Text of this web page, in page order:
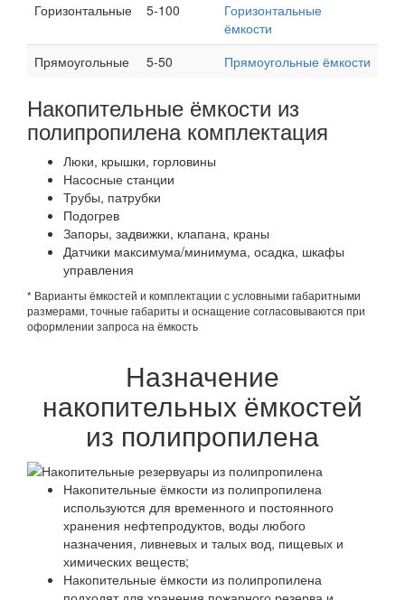
Горизонтальные
5-100
Горизонтальные
ёмкости
Прямоугольные
5-50 Прямоугольные ёмкости
Накопительные ёмкости из
полипропилена комплектация
Люки, крышки, горловины
Насосные станции
Трубы, патрубки
Подогрев
Запоры, задвижки, клапана, краны
Датчики максимума/минимума, осадка, шкафы
управления
* Варианты ёмкостей и комплектации с условными габаритными
размерами, точные габариты и оснащение согласовываются при
оформлении запроса на ёмкость
Назначение
накопительных ёмкостей
из полипропилена
Накопительные ёмкости из полипропилена
используются для временного и постоянного
хранения нефтепродуктов, воды любого
назначения, ливневых и талых вод, пищевых и
химических веществ;
Накопительные ёмкости из полипропилена